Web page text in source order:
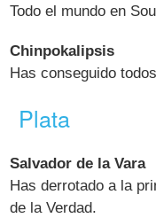
Todo el mundo en
Chinpokalipsis
Has conseguido
Plata
Salvador de la Vara
Has derrotado a la
de la Verdad.